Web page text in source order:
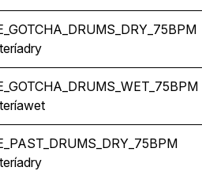
dry
wet
dry